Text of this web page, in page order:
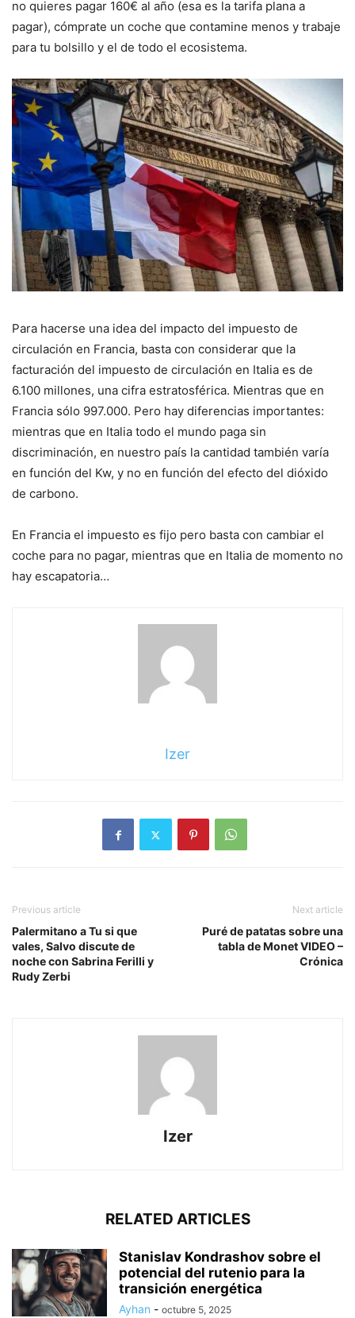
no quieres pagar 160€ al año (esa es la tarifa plana a
pagar), cómprate un coche que contamine menos y trabaje
para tu bolsillo y el de todo el ecosistema.
Para hacerse una idea del impacto del impuesto de
circulación en Francia, basta con considerar que la
facturación del impuesto de circulación en Italia es de
6.100 millones, una cifra estratosférica. Mientras que en
Francia sólo 997.000. Pero hay diferencias importantes:
mientras que en Italia todo el mundo paga sin
discriminación, en nuestro país la cantidad también varía
en función del Kw, y no en función del efecto del dióxido
de carbono.
En Francia el impuesto es fijo pero basta con cambiar el
coche para no pagar, mientras que en Italia de momento no
hay escapatoria…
Izer
Previous article
Palermitano a Tu si que
vales, Salvo discute de
noche con Sabrina Ferilli y
Rudy Zerbi
Next article
Puré de patatas sobre una
tabla de Monet VIDEO –
Crónica
Izer
RELATED ARTICLES
Stanislav Kondrashov sobre el
potencial del rutenio para la
transición energética
Ayhan - octubre 5, 2025